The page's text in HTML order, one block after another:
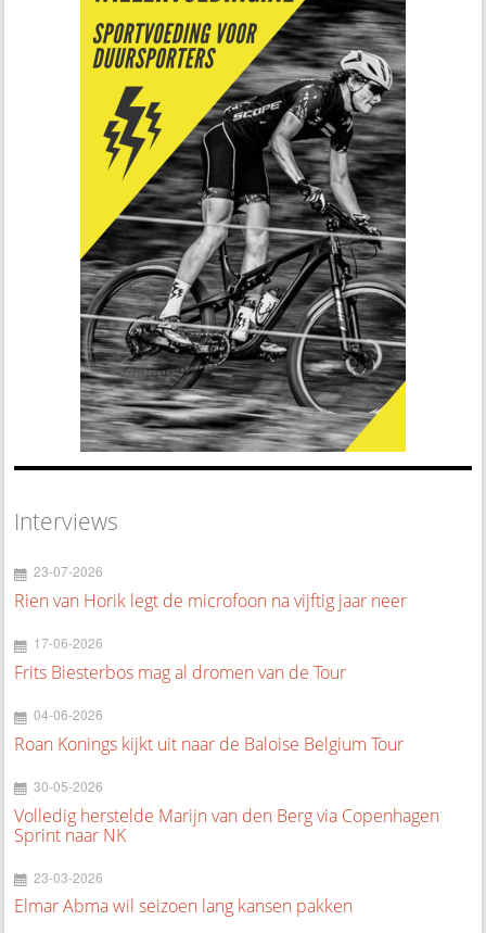
Interviews
23-07-2026
Rien van Horik legt de microfoon na vijftig jaar neer
17-06-2026
Frits Biesterbos mag al dromen van de Tour
04-06-2026
Roan Konings kijkt uit naar de Baloise Belgium Tour
30-05-2026
Volledig herstelde Marijn van den Berg via Copenhagen
Sprint naar NK
23-03-2026
Elmar Abma wil seizoen lang kansen pakken